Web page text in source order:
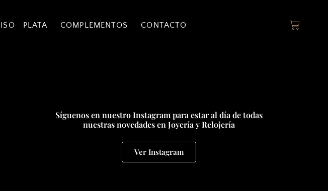
PLATA COMPLEMENTOS CONTACTO
Síguenos en nuestro Instagram para estar al día de todas
nuestras novedades en Joyería y Relojería
Ver Instagram